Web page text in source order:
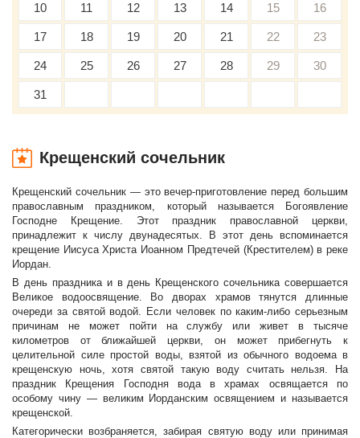
10 11 12 13 14 15 16
17 18 19 20 21 22 23
24 25 26 27 28 29 30
31
Крещенский сочельник
Крещенский сочельник — это вечер-приготовление перед большим
православным праздником, который называется Богоявление
Господне Крещение. Этот праздник православной церкви,
принадлежит к числу двунадесятых. В этот день вспоминается
крещение Иисуса Христа Иоанном Предтечей (Крестителем) в реке
Иордан.
В день праздника и в день Крещенского сочельника совершается
Великое водоосвящение. Во дворах храмов тянутся длинные
очереди за святой водой. Если человек по каким-либо серьезным
причинам не может пойти на службу или живет в тысяче
километров от ближайшей церкви, он может прибегнуть к
целительной силе простой воды, взятой из обычного водоема в
крещенскую ночь, хотя святой такую воду считать нельзя. На
праздник Крещения Господня вода в храмах освящается по
особому чину — великим Иорданским освящением и называется
крещенской.
Категорически возбраняется, забирая святую воду или принимая